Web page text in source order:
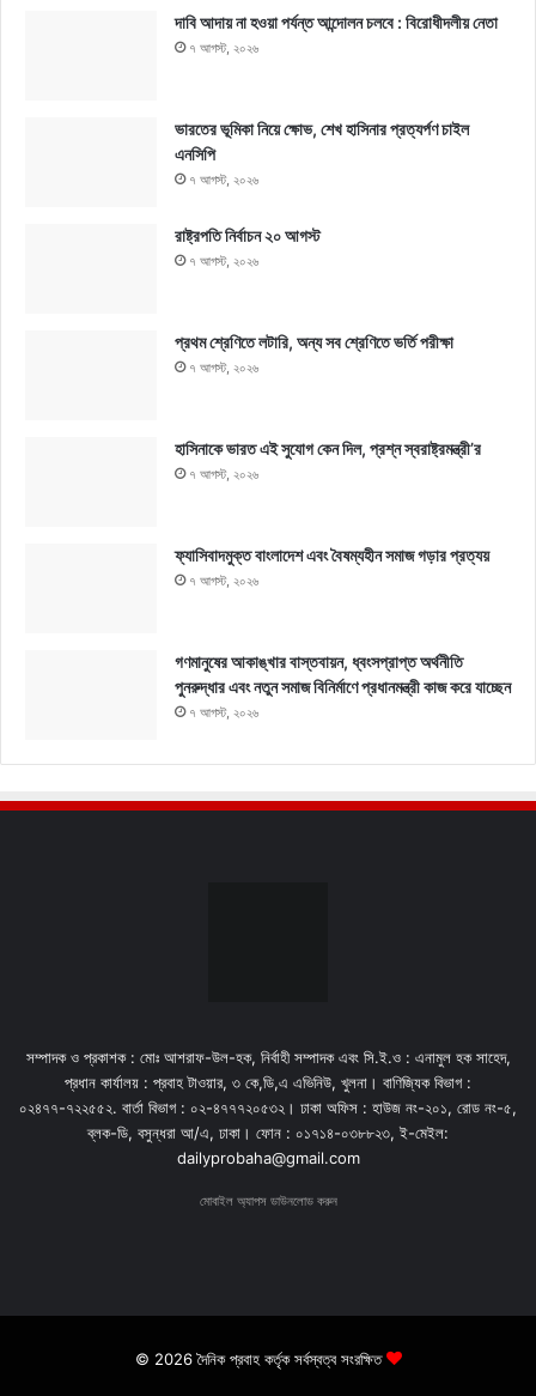
দাবি আদায় না হওয়া পর্যন্ত আন্দোলন চলবে : বিরোধীদলীয় নেতা
৭ আগস্ট, ২০২৬
ভারতের ভূমিকা নিয়ে ক্ষোভ, শেখ হাসিনার প্রত্যর্পণ চাইল
এনসিপি
৭ আগস্ট, ২০২৬
রাষ্ট্রপতি নির্বাচন ২০ আগস্ট
৭ আগস্ট, ২০২৬
প্রথম শ্রেণিতে লটারি, অন্য সব শ্রেণিতে ভর্তি পরীক্ষা
৭ আগস্ট, ২০২৬
হাসিনাকে ভারত এই সুযোগ কেন দিল, প্রশ্ন স্বরাষ্ট্রমন্ত্রী’র
৭ আগস্ট, ২০২৬
ফ্যাসিবাদমুক্ত বাংলাদেশ এবং বৈষম্যহীন সমাজ গড়ার প্রত্যয়
৭ আগস্ট, ২০২৬
গণমানুষের আকাঙ্খার বাস্তবায়ন, ধ্বংসপ্রাপ্ত অর্থনীতি
পুনরুদ্ধার এবং নতুন সমাজ বিনির্মাণে প্রধানমন্ত্রী কাজ করে যাচ্ছেন
৭ আগস্ট, ২০২৬
সম্পাদক ও প্রকাশক : মোঃ আশরাফ-উল-হক, নির্বাহী সম্পাদক এবং সি.ই.ও : এনামুল হক সাহেদ,
প্রধান কার্যালয় : প্রবাহ টাওয়ার, ৩ কে,ডি,এ এভিনিউ, খুলনা। বাণিজ্যিক বিভাগ :
০২৪৭৭-৭২২৫৫২. বার্তা বিভাগ : ০২-৪৭৭৭২০৫৩২। ঢাকা অফিস : হাউজ নং-২০১, রোড নং-৫,
ব্লক-ডি, বসুন্ধরা আ/এ, ঢাকা। ফোন : ০১৭১৪-০৩৮৮২৩, ই-মেইল:
dailyprobaha@gmail.com
মোবাইল অ্যাপস ডাউনলোড করুন
© 2026 দৈনিক প্রবাহ কর্তৃক সর্বস্বত্ব সংরক্ষিত